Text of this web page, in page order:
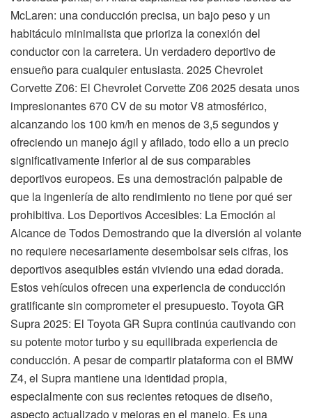
McLaren: una conducción precisa, un bajo peso y un
habitáculo minimalista que prioriza la conexión del
conductor con la carretera. Un verdadero deportivo de
ensueño para cualquier entusiasta. 2025 Chevrolet
Corvette Z06: El Chevrolet Corvette Z06 2025 desata unos
impresionantes 670 CV de su motor V8 atmosférico,
alcanzando los 100 km/h en menos de 3,5 segundos y
ofreciendo un manejo ágil y afilado, todo ello a un precio
significativamente inferior al de sus comparables
deportivos europeos. Es una demostración palpable de
que la ingeniería de alto rendimiento no tiene por qué ser
prohibitiva. Los Deportivos Accesibles: La Emoción al
Alcance de Todos Demostrando que la diversión al volante
no requiere necesariamente desembolsar seis cifras, los
deportivos asequibles están viviendo una edad dorada.
Estos vehículos ofrecen una experiencia de conducción
gratificante sin comprometer el presupuesto. Toyota GR
Supra 2025: El Toyota GR Supra continúa cautivando con
su potente motor turbo y su equilibrada experiencia de
conducción. A pesar de compartir plataforma con el BMW
Z4, el Supra mantiene una identidad propia,
especialmente con sus recientes retoques de diseño,
aspecto actualizado y mejoras en el manejo. Es una